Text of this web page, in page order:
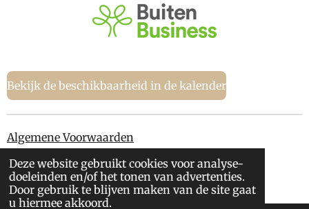
Deze website gebruikt cookies voor analyse-
doeleinden en/of het tonen van advertenties.
Door gebruik te blijven maken van de site gaat
u hiermee akkoord.
Bekijk de beschikbaarheid in de kalender
Algemene Voorwaarden
Privacy Policy
© 2019 - 2026 Erve Klein Avest